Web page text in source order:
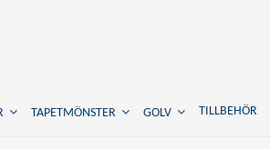
TAPETMÖNSTER GOLV TILLBEHÖR